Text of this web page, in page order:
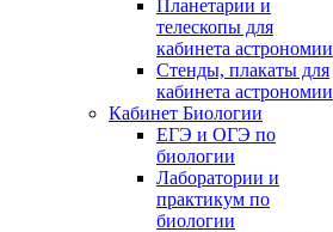
Планетарии и
телескопы для
кабинета астрономии
Стенды, плакаты для
кабинета астрономии
Кабинет Биологии
ЕГЭ и ОГЭ по
биологии
Лаборатории и
практикум по
биологии